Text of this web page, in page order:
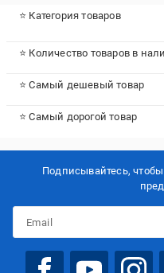
⭐ Категория товаров
⭐ Количество товаров в
⭐ Самый дешевый товар
⭐ Самый дорогой товар
Подписывайтесь,